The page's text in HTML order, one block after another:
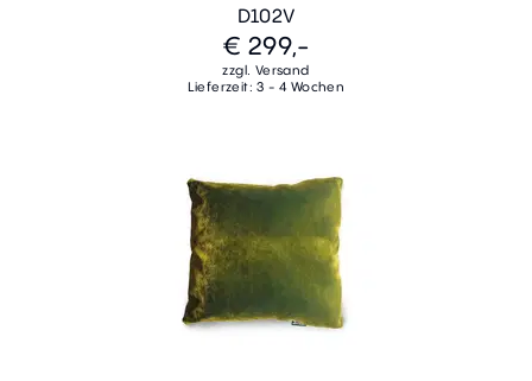
D102V
€ 299,-
zzgl. Versand
Lieferzeit: 3 - 4 Wochen